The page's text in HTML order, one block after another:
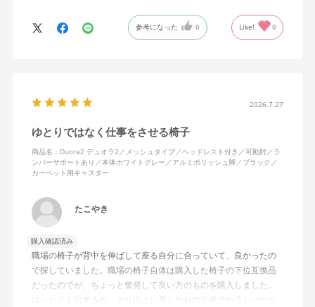
ランバーサポートは思ったよりやさしいサポート。従来使ってい
た骨盤サポートチェアよりも支える感じは緩やかだが、姿勢の崩
の夏の暑さを考えてメッシュを選んで正解。暑気が上がる2階の仕
ープグリーンも爽やかさを感じさせてGOOD。
シンプルで機能性の高いバランスのとれたチェア。背面とヘッド
レストにもたれかかるような使い方はまだあまりしていないが、
参考になった 0 Like! 0
2026.7.27
ゆとりではなく仕事をさせる椅子
商品名：Duora2 デュオラ2／メッシュタイプ／ヘッドレスト付き／可動肘／ラ
ンバーサポートあり／本体ホワイトグレー／アルミポリッシュ脚／ブラック／
カーペット用キャスター
たこやき
購入確認済み
職場の椅子が背中を伸ばして座る自分に合っていて、良かったの
で探していました。職場の椅子自体は購入した椅子の下位互換品
だったのでが、ちょっと奮発して良い方のものを購入しました。
ゆったりも出来るが、それ以上に背もたれの反発力やランバーサ